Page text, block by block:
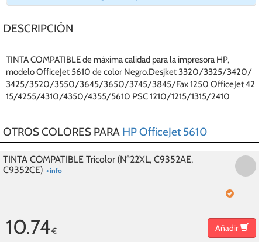
DESCRIPCIÓN
TINTA COMPATIBLE de máxima calidad para la impresora HP,
modeloOfficeJet 5610 de color Negro.Desjket 3320/3325/3420/
3425/3520/3550/3645/3650/3745/3845/Fax 1250 OfficeJet 42
15/4255/4310/4350/4355/5610 PSC 1210/1215/1315/2410
OTROS COLORES PARA HP OfficeJet 5610
TINTA COMPATIBLE Tricolor (Nº22XL, C9352AE,
C9352CE) +info
10.74€ Añadir